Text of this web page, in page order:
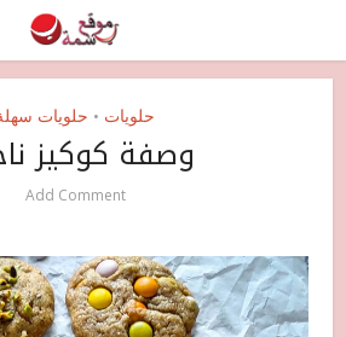
حلويات • حلويات
وصفة كوكيز
Add Comment